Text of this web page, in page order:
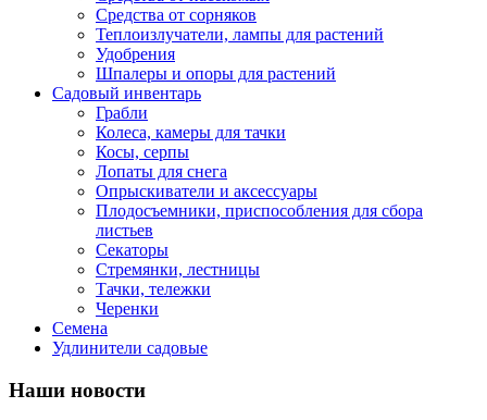
Средства от сорняков
Теплоизлучатели, лампы для растений
Удобрения
Шпалеры и опоры для растений
Садовый инвентарь
Грабли
Колеса, камеры для тачки
Косы, серпы
Лопаты для снега
Опрыскиватели и аксессуары
Плодосъемники, приспособления для сбора
листьев
Секаторы
Стремянки, лестницы
Тачки, тележки
Черенки
Семена
Удлинители садовые
Наши новости